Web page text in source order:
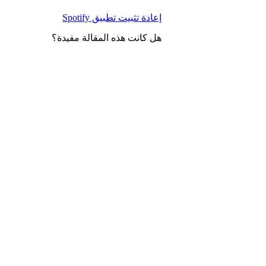
إعادة تثبيت تطبيق Spotify
هل كانت هذه المقالة مفيدة؟